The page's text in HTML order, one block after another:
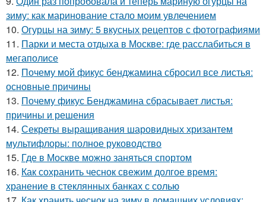
зиму: как маринование стало моим увлечением
10. Огурцы на зиму: 5 вкусных рецептов с фотографиями
11. Парки и места отдыха в Москве: где расслабиться в
мегаполисе
12. Почему мой фикус бенджамина сбросил все листья:
основные причины
13. Почему фикус Бенджамина сбрасывает листья:
причины и решения
14. Секреты выращивания шаровидных хризантем
мультифлоры: полное руководство
15. Где в Москве можно заняться спортом
16. Как сохранить чеснок свежим долгое время:
хранение в стеклянных банках с солью